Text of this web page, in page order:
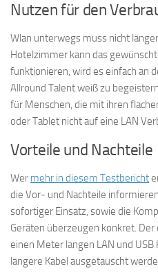
Nutzen für den
Wlan unterwegs muss nicht
Hotelzimmer kann das
funktionieren, wird es einfach an
Allround Talent weiß zu
für Menschen, die mit ihren
oder Tablet nicht auf eine LAN
Vorteile und Nachteile
Wer mehr in diesem Testbericht
die Vor- und Nachteile
sofortiger Einsatz, sowie die
Geräten überzeugen konkret.
einen Meter langen LAN und
längere Kabel ausgetauscht